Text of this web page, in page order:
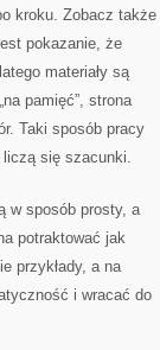
kroku. Zobacz także
pokazanie, że
materiały są
pamięć”, strona
Taki sposób pracy
się szacunki.
w sposób prosty, a
potraktować jak
przykłady, a na
i wracać do